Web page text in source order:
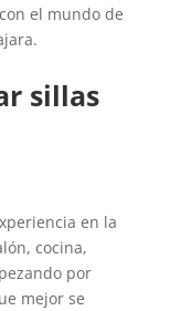
el mundo de
sillas
en la
cocina,
por
mejor se